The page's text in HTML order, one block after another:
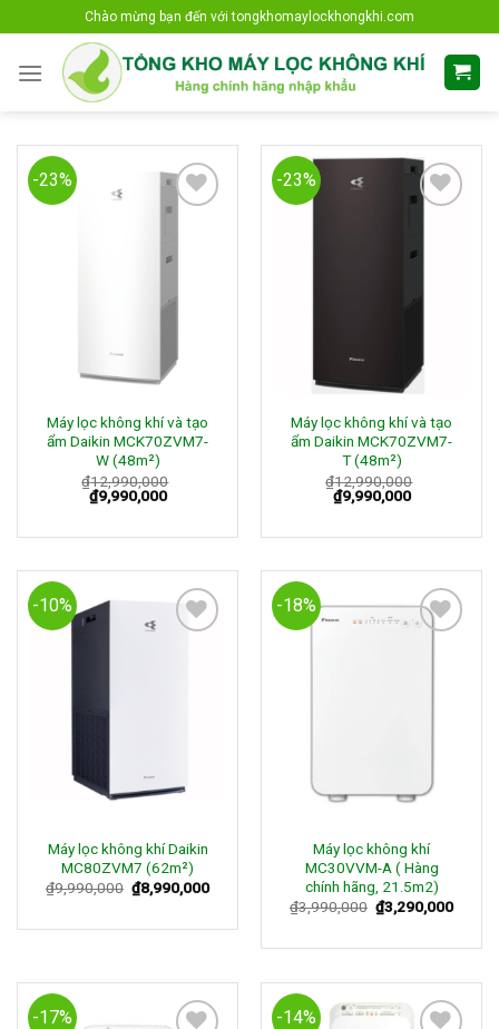
content
Chào mừng bạn đến với tongkhomaylockhongkhi.com
-23%
Máy lọc không khí và tạo
ẩm Daikin MCK70ZVM7-
W (48m²)
₫12,990,000
₫9,990,000
-23%
Wishlist
Máy lọc không khí và tạo
ẩm Daikin MCK70ZVM7-
T (48m²)
₫12,990,000
₫9,990,000
-10%
Máy lọc không khí Daikin
MC80ZVM7 (62m²)
₫9,990,000 ₫8,990,000
-18%
Máy lọc không khí
MC30VVM-A ( Hàng
chính hãng, 21.5m2)
₫3,990,000 ₫3,290,000
-17% -14%